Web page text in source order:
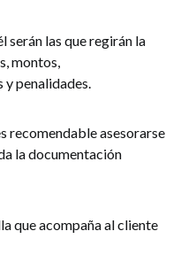
serán las que regirán la
montos,
penalidades.
recomendable asesorarse
la documentación
que acompaña al cliente